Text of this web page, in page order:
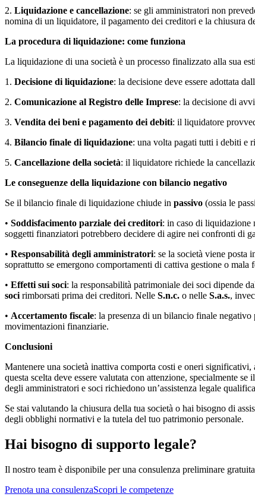
2. Liquidazione e cancellazione: se gli amministratori non
nomina di un liquidatore, il pagamento dei creditori e la chiusura
La procedura di liquidazione: come funziona
La liquidazione di una società è un processo finalizzato alla sua
1. Decisione di liquidazione: la decisione deve essere adottata
2. Comunicazione al Registro delle Imprese: la decisione di
3. Vendita dei beni e pagamento dei debiti: il liquidatore
4. Bilancio finale di liquidazione: una volta pagati tutti i debiti e
5. Cancellazione della società: il liquidatore richiede la
Le conseguenze della liquidazione con bilancio negativo
Se il bilancio finale di liquidazione chiude in passivo (ossia le
• Soddisfacimento parziale dei creditori: in caso di liquidazione
soggetti finanziatori potrebbero decidere di agire nei confronti di
• Responsabilità degli amministratori: se la società viene posta
soprattutto se emergono comportamenti di cattiva gestione o
• Effetti sui soci: la responsabilità patrimoniale dei soci dipende
soci rimborsati prima dei creditori. Nelle S.n.c. o nelle S.a.s.,
• Accertamento fiscale: la presenza di un bilancio finale negativo
movimentazioni finanziarie.
Conclusioni
Mantenere una società inattiva comporta costi e oneri
questa scelta deve essere valutata con attenzione, specialmente
degli amministratori e soci richiedono un’assistenza legale
Se stai valutando la chiusura della tua società o hai bisogno di
degli obblighi normativi e la tutela del tuo patrimonio personale.
Hai bisogno di supporto legale?
Il nostro team è disponibile per una consulenza preliminare
Prenota una consulenzaScopri le competenze